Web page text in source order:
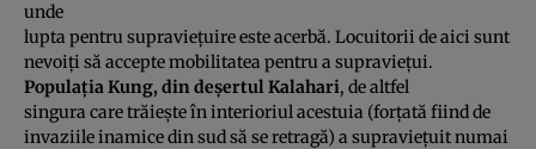
unde
lupta pentru supravieţuire este acerbă. Locuitorii de aici sunt
nevoiţi să accepte mobilitatea pentru a supravieţui.
Populaţia Kung, din deşertul Kalahari, de altfel
singura care trăieşte în interioriul acestuia (forţată fiind de
invaziile inamice din sud să se retragă) a supravieţuit numai